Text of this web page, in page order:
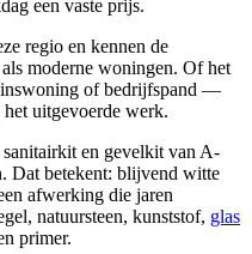
een vaste prijs.
regio en kennen de
moderne woningen. Of het
of bedrijfspand —
uitgevoerde werk.
en gevelkit van A-
Dat betekent: blijvend witte
afwerking die jaren
natuursteen, kunststof, glas
primer.